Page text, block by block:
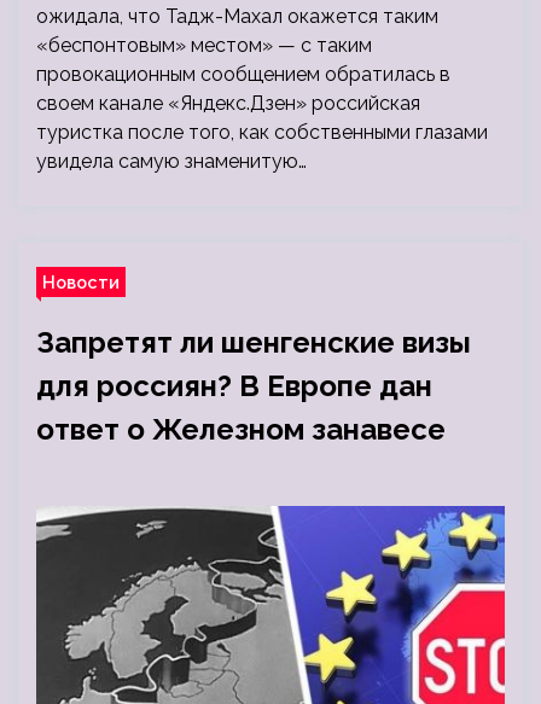
ожидала, что Тадж-Махал окажется таким
«беспонтовым» местом» — с таким
провокационным сообщением обратилась в
своем канале «Яндекс.Дзен» российская
туристка после того, как собственными глазами
увидела самую знаменитую…
Новости
Запретят ли шенгенские визы
для россиян? В Европе дан
ответ о Железном занавесе